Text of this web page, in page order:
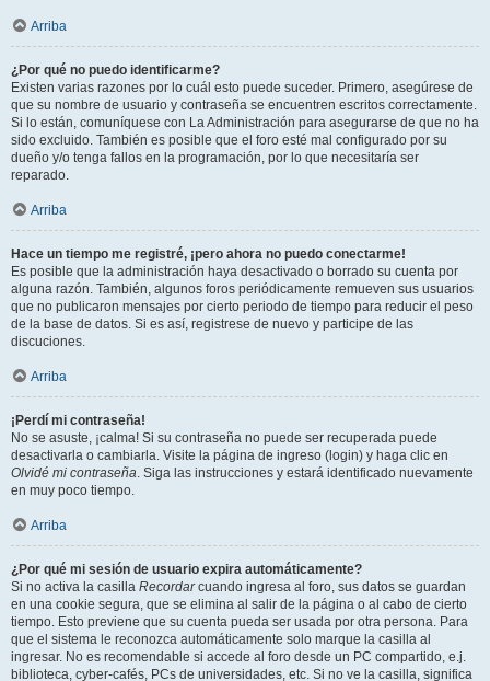
Arriba
¿Por qué no puedo identificarme?
Existen varias razones por lo cuál esto puede suceder. Primero, asegúrese de
que su nombre de usuario y contraseña se encuentren escritos correctamente.
Si lo están, comuníquese con La Administración para asegurarse de que no ha
sido excluido. También es posible que el foro esté mal configurado por su
dueño y/o tenga fallos en la programación, por lo que necesitaría ser
reparado.
Arriba
Hace un tiempo me registré, ¡pero ahora no puedo conectarme!
Es posible que la administración haya desactivado o borrado su cuenta por
alguna razón. También, algunos foros periódicamente remueven sus usuarios
que no publicaron mensajes por cierto periodo de tiempo para reducir el peso
de la base de datos. Si es así, registrese de nuevo y participe de las
discuciones.
Arriba
¡Perdí mi contraseña!
No se asuste, ¡calma! Si su contraseña no puede ser recuperada puede
desactivarla o cambiarla. Visite la página de ingreso (login) y haga clic en
Olvidé mi contraseña . Siga las instrucciones y estará identificado nuevamente
en muy poco tiempo.
Arriba
¿Por qué mi sesión de usuario expira automáticamente?
Si no activa la casilla Recordarcuando ingresa al foro, sus datos se guardan
en una cookie segura, que se elimina al salir de la página o al cabo de cierto
tiempo. Esto previene que su cuenta pueda ser usada por otra persona. Para
que el sistema le reconozca automáticamente solo marque la casilla al
ingresar. No es recomendable si accede al foro desde un PC compartido, e.j.
biblioteca, cyber-cafés, PCs de universidades, etc. Si no ve la casilla, significa